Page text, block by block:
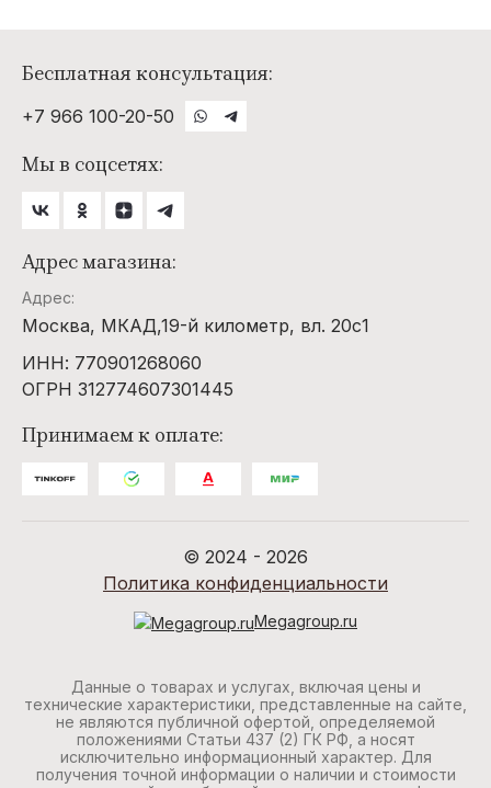
Бесплатная консультация:
+7 966 100-20-50
Мы в соцсетях:
Адрес магазина:
Адрес:
Москва, МКАД,19-й километр, вл. 20с1
ИНН: 770901268060
ОГРН 312774607301445
Принимаем к оплате:
© 2024 - 2026
Политика конфиденциальности
Megagroup.ru
Данные о товарах и услугах, включая цены и
технические характеристики, представленные на сайте,
не являются публичной офертой, определяемой
положениями Статьи 437 (2) ГК РФ, а носят
исключительно информационный характер. Для
получения точной информации о наличии и стоимости